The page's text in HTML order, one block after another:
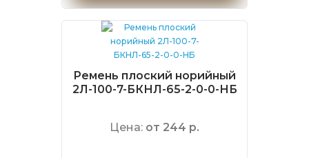
Ремень плоский норийный
2Л-100-7-БКНЛ-65-2-0-0-НБ
Цена: от 244 р.